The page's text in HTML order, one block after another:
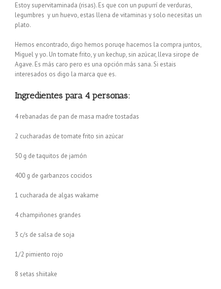
Estoy supervitaminada (risas). Es que con un pupurrí de verduras,
legumbres y un huevo, estas llena de vitaminas y solo necesitas un
plato.
Hemos encontrado, digo hemos poruqe hacemos la compra juntos,
Miguel y yo. Un tomate frito, y un kechup, sin azúcar, lleva sirope de
Agave. Es más caro pero es una opción más sana. Si estais
interesados os digo la marca que es.
Ingredientes para 4 personas:
4 rebanadas de pan de masa madre tostadas
2 cucharadas de tomate frito sin azúcar
50 g de taquitos de jamón
400 g de garbanzos cocidos
1 cucharada de algas wakame
4 champiñones grandes
3 c/s de salsa de soja
1/2 pimiento rojo
8 setas shiitake